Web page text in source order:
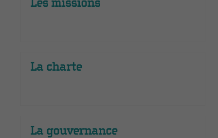
Les missions
La charte
La gouvernance